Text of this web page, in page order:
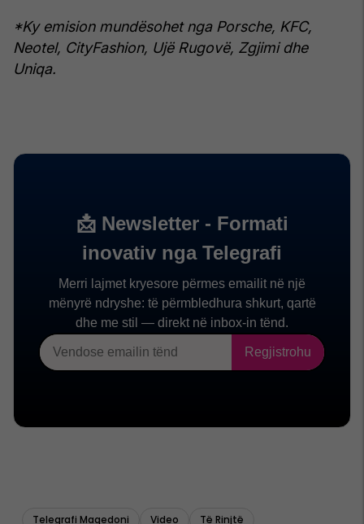
*Ky emision mundësohet nga Porsche, KFC,
Neotel, CityFashion, Ujë Rugovë, Zgjimi dhe
Uniqa.
Telegrafi Maqedoni Video Të Rinjtë